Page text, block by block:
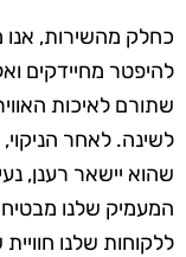
כחלק מהשירות, אנו
להיפטר מחיידקים
שתורם לאיכות
לשינה. לאחר הניקוי,
שהוא יישאר רענן,
המעמיק שלנו מבטיח
ללקוחות שלנו